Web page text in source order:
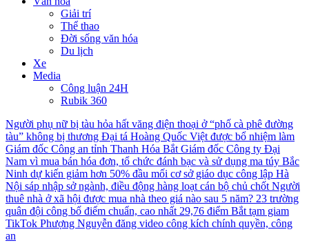
Giải trí
Thể thao
Đời sống văn hóa
Du lịch
Xe
Media
Công luận 24H
Rubik 360
Người phụ nữ bị tàu hỏa hất văng điện thoại ở “phố cà phê đường
tàu” không bị thương Đại tá Hoàng Quốc Việt được bổ nhiệm làm
Giám đốc Công an tỉnh Thanh Hóa Bắt Giám đốc Công ty Đại
Nam vì mua bán hóa đơn, tổ chức đánh bạc và sử dụng ma túy Bắc
Ninh dự kiến giảm hơn 50% đầu mối cơ sở giáo dục công lập Hà
Nội sáp nhập sở ngành, điều động hàng loạt cán bộ chủ chốtNgười
thuê nhà ở xã hội được mua nhà theo giá nào sau 5 năm? 23 trường
quân đội công bố điểm chuẩn, cao nhất 29,76 điểm Bắt tạm giam
TikTok Phượng Nguyễn đăng video công kích chính quyền, công
an